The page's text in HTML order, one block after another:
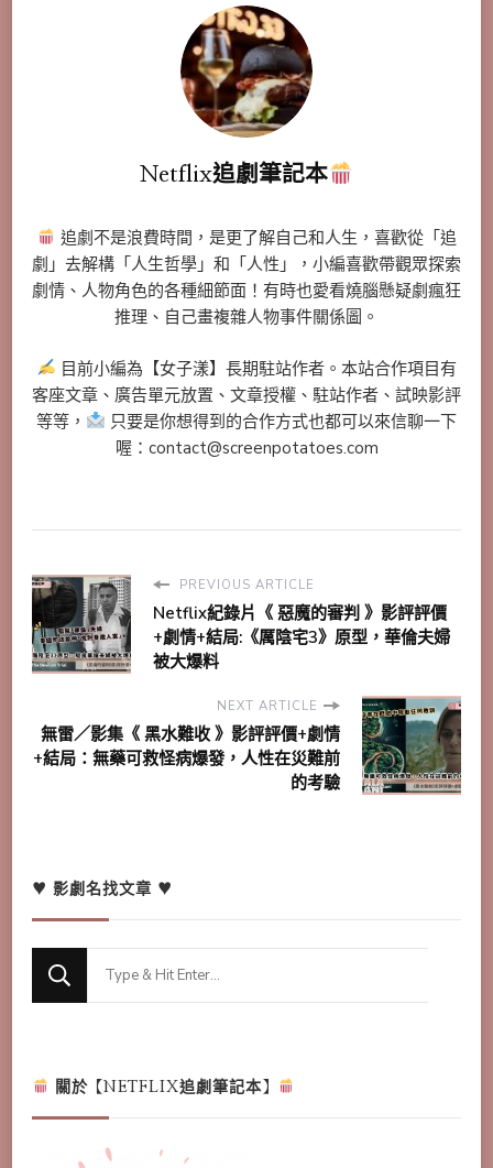
Netflix追劇筆記本
追劇不是浪費時間，是更了解自己和人生，喜歡從「追
劇」去解構「人生哲學」和「人性」，小編喜歡帶觀眾探索
劇情、人物角色的各種細節面！有時也愛看燒腦懸疑劇瘋狂
推理、自己畫複雜人物事件關係圖。
目前小編為【女子漾】長期駐站作者。本站合作項目有
客座文章、廣告單元放置、文章授權、駐站作者、試映影評
等等，
只要是你想得到的合作方式也都可以來信聊一下
喔：contact@screenpotatoes.com
PREVIOUS ARTICLE
Netflix紀錄片《 惡魔的審判 》影評評價
+劇情+結局:《厲陰宅3》原型，華倫夫婦
被大爆料
NEXT ARTICLE
無雷／影集《 黑水難收 》影評評價+劇情
+結局：無藥可救怪病爆發，人性在災難前
的考驗
♥ 影劇名找文章 ♥
Looking
關於【NETFLIX追劇筆記本】